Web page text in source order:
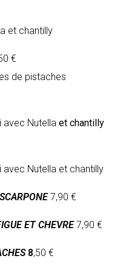
et chantilly
€
de pistaches
avec Nutella et chantilly
Nutella et chantilly
7,90 €
ET CHEVRE7,90 €
8,50 €